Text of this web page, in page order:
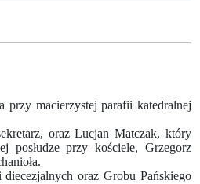
macierzystej parafii katedralnej
oraz Lucjan Matczak, który
posłudze przy kościele, Grzegorz
oraz Grobu Pańskiego